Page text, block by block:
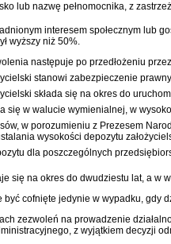
lub nazwę pełnomocnika, z
interesem społecznym lub
wyższy niż 50%.
następuje po przedłożeniu
stanowi zabezpieczenie
składa się na okres do
się w walucie wymienialnej, w
w porozumieniu z Prezesem
wysokości depozytu
dla poszczególnych
się na okres do dwudziestu lat, a w
być cofnięte jedynie w wypadku, gdy
zezwoleń na prowadzenie
, z wyjątkiem decyzji